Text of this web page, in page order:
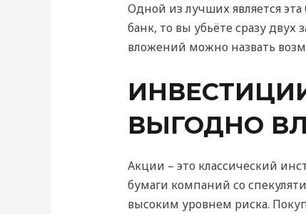
Одной из лучших является
банк, то вы убьёте сразу
вложений можно назвать
ВЫГОДНО
Акции – это классический
бумаги компаний со
высоким уровнем риска.